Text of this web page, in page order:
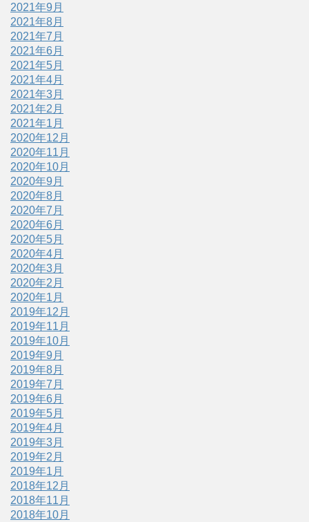
2021年9月
2021年8月
2021年7月
2021年6月
2021年5月
2021年4月
2021年3月
2021年2月
2021年1月
2020年12月
2020年11月
2020年10月
2020年9月
2020年8月
2020年7月
2020年6月
2020年5月
2020年4月
2020年3月
2020年2月
2020年1月
2019年12月
2019年11月
2019年10月
2019年9月
2019年8月
2019年7月
2019年6月
2019年5月
2019年4月
2019年3月
2019年2月
2019年1月
2018年12月
2018年11月
2018年10月